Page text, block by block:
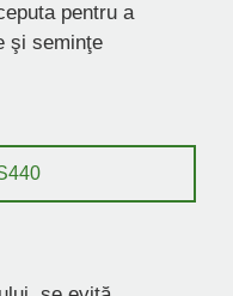
pentru a
şi seminţe